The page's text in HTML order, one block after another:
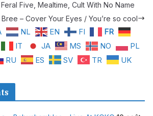
Five, Mealtime, Cult With No Name
– Cover Your Eyes / You’re so cool
NL EN FI
FR
IT JA MS NO
PL
RU ES SV TR UK